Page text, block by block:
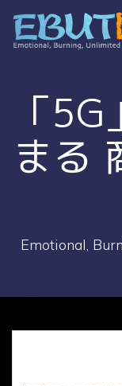
「
まる
Emotional,